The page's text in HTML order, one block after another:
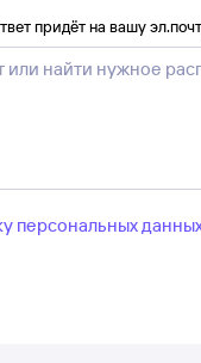
придёт на вашу
персональных